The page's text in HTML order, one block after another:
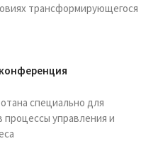
трансформирующегося
специально для
управления и